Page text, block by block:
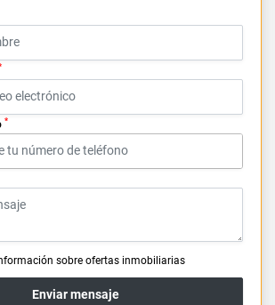
*
sobre ofertas inmobiliarias
Enviar mensaje